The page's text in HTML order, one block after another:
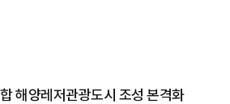
해양레저관광도시 조성 본격화